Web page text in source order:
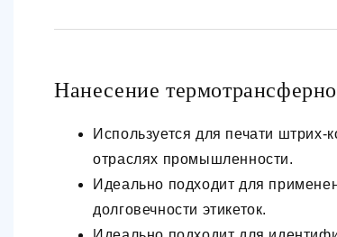
Нанесение
Используется для печати
отраслях промышленности.
Идеально подходит для
долговечности этикеток.